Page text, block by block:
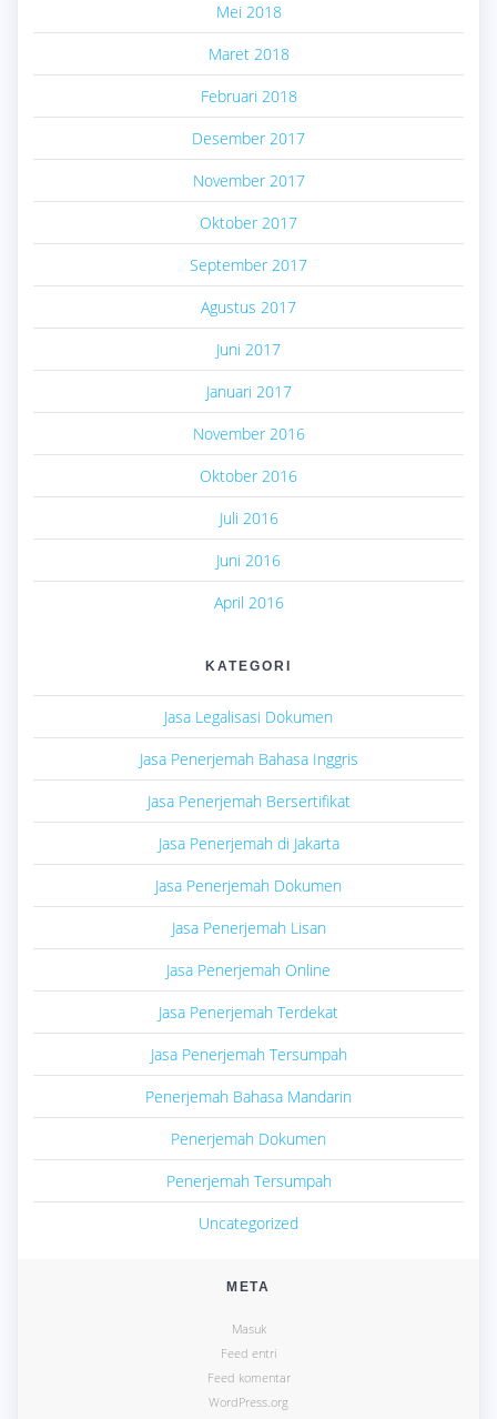
Mei 2018
Maret 2018
Februari 2018
Desember 2017
November 2017
Oktober 2017
September 2017
Agustus 2017
Juni 2017
Januari 2017
November 2016
Oktober 2016
Juli 2016
Juni 2016
April 2016
KATEGORI
Jasa Legalisasi Dokumen
Jasa Penerjemah Bahasa Inggris
Jasa Penerjemah Bersertifikat
Jasa Penerjemah di Jakarta
Jasa Penerjemah Dokumen
Jasa Penerjemah Lisan
Jasa Penerjemah Online
Jasa Penerjemah Terdekat
Jasa Penerjemah Tersumpah
Penerjemah Bahasa Mandarin
Penerjemah Dokumen
Penerjemah Tersumpah
Uncategorized
META
Masuk
Feed entri
Feed komentar
WordPress.org